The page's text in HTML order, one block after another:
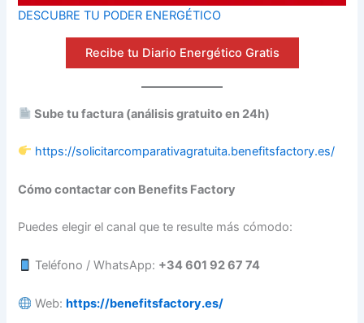
DESCUBRE TU PODER ENERGÉTICO
Recibe tu Diario Energético Gratis
Sube tu factura (análisis gratuito en 24h)
https://solicitarcomparativagratuita.benefitsfactory.es/
Cómo contactar con Benefits Factory
Puedes elegir el canal que te resulte más cómodo:
Teléfono / WhatsApp: +34 601 92 67 74
Web: https://benefitsfactory.es/